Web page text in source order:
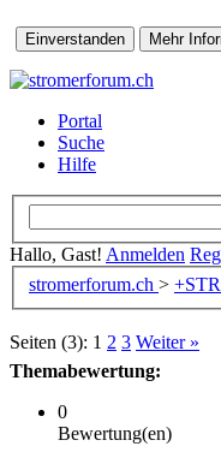
Portal
Suche
Hilfe
Hallo, Gast! Anmelden
stromerforum.ch >
Seiten (3): 1 2 3 Weiter »
Themabewertung:
0
Bewertung(en)